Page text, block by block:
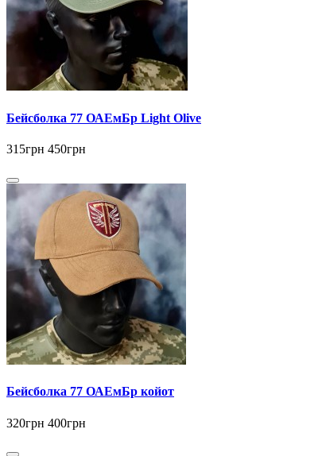
Бейсболка 77 ОАЕмБр Light Olive
315грн 450грн
Бейсболка 77 ОАЕмБр койот
320грн 400грн